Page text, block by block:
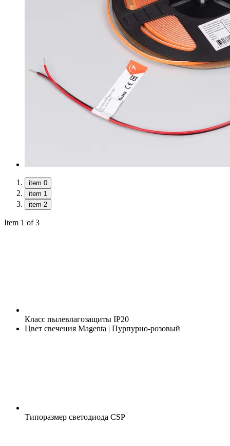
item 0
item 1
item 2
Item 1 of 3
Класс пылевлагозащиты IP20
Цвет свечения Magenta | Пурпурно-розовый
Типоразмер светодиода CSP